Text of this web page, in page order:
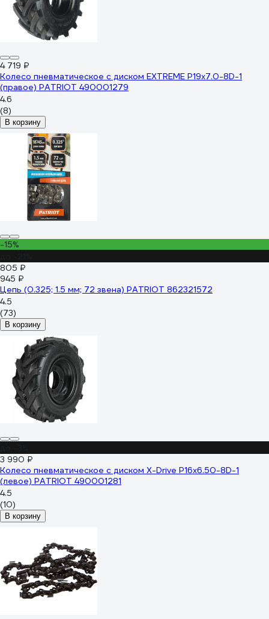
4 719 ₽
Колесо пневматическое с диском EXTREME P19x7.0-8D-1
(правое) PATRIOT 490001279
4.6
(8)
В корзину
-15%
805 ₽
945 ₽
Цепь (0.325; 1.5 мм; 72 звена) PATRIOT 862321572
4.5
(73)
В корзину
3 990 ₽
Колесо пневматическое с диском X-Drive P16x6.50-8D-1
(левое) PATRIOT 490001281
4.5
(10)
В корзину